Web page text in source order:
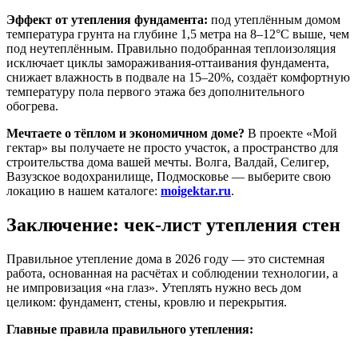
Эффект от утепления фундамента: под утеплённым домом
температура грунта на глубине 1,5 метра на 8–12°C выше, чем
под неутеплённым. Правильно подобранная теплоизоляция
исключает циклы замораживания-оттаивания фундамента,
снижает влажность в подвале на 15–20%, создаёт комфортную
температуру пола первого этажа без дополнительного
обогрева.
Мечтаете о тёплом и экономичном доме? В проекте «Мой
гектар» вы получаете не просто участок, а пространство для
строительства дома вашей мечты. Волга, Валдай, Селигер,
Вазузское водохранилище, Подмосковье — выберите свою
локацию в нашем каталоге: moigektar.ru.
Заключение: чек-лист утепления стен
Правильное утепление дома в 2026 году — это системная
работа, основанная на расчётах и соблюдении технологии, а
не импровизация «на глаз». Утеплять нужно весь дом
целиком: фундамент, стены, кровлю и перекрытия.
Главные правила правильного утепления: